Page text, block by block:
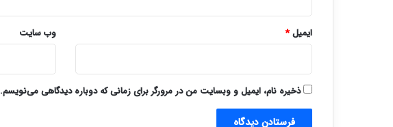
ایمیل* وب‌ سایت
ذخیره نام، ایمیل و وبسایت من در مرورگر برای زمانی که دوباره دیدگاهی می‌نویسم.